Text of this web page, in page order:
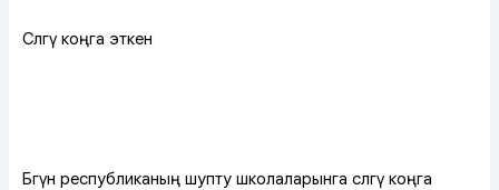
Сөөлгү коңга эткен
Бөгүн республиканың шупту школаларынга сөөлгү коңга